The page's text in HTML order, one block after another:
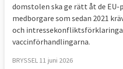
30 mars 2004Sverige
omhändertagit
5 november 2002
behålla flygtrafikavtal
domstolen ska ge rätt åt de
medborgare som sedan 2021
och
vaccinförhandlingarna.
BRYSSEL 11 juni 2026